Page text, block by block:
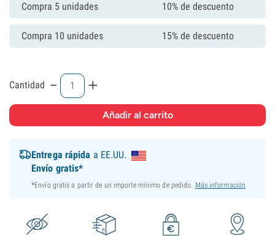
Compra 5 unidades 10% de descuento
Compra 10 unidades 15% de descuento
Cantidad - +
Entrega rápida a EE.UU.
Envío gratis*
*Envío gratis a partir de un importe mínimo de pedido. Más información